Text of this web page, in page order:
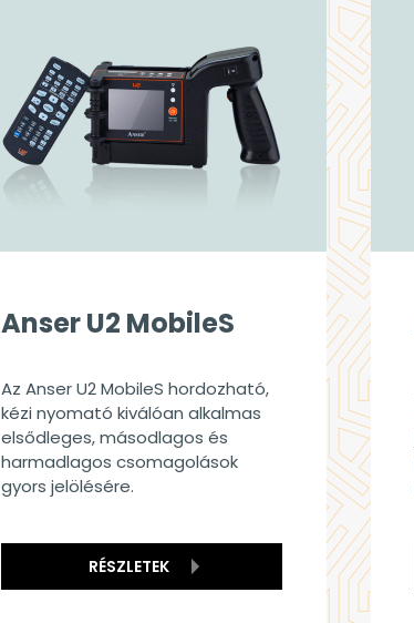
Anser U2 MobileS
Az Anser U2 MobileS hordozható,
kézi nyomató kiválóan alkalmas
elsődleges, másodlagos és
harmadlagos csomagolások
gyors jelölésére.
RÉSZLETEK